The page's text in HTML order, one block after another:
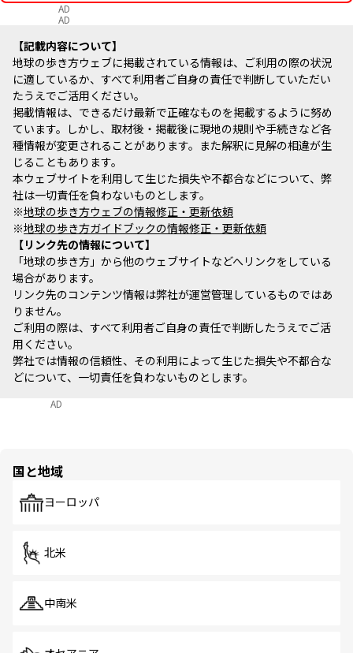
AD
AD
記載内容について
地球の歩き方ウェブに掲載されている情報は、ご利用の際の状況
に適しているか、すべて利用者ご自身の責任で判断していただい
たうえでご活用ください。
掲載情報は、できるだけ最新で正確なものを掲載するように努め
ています。しかし、取材後・掲載後に現地の規則や手続きなど各
種情報が変更されることがあります。また解釈に見解の相違が生
じることもあります。
本ウェブサイトを利用して生じた損失や不都合などについて、弊
社は一切責任を負わないものとします。
※地球の歩き方ウェブの情報修正・更新依頼
※地球の歩き方ガイドブックの情報修正・更新依頼
リンク先の情報について
「地球の歩き方」から他のウェブサイトなどへリンクをしている
場合があります。
リンク先のコンテンツ情報は弊社が運営管理しているものではあ
りません。
ご利用の際は、すべて利用者ご自身の責任で判断したうえでご活
用ください。
弊社では情報の信頼性、その利用によって生じた損失や不都合な
どについて、一切責任を負わないものとします。
AD
国と地域
ヨーロッパ
北米
中南米